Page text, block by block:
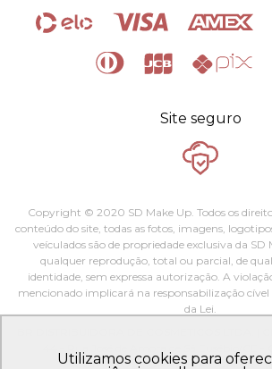
Site seguro
Copyright © 2020 SD Make Up. Todos os
conteúdo do site, todas as fotos, imagens,
veículados são de propriedade exclusiva da SD
qualquer reprodução, total ou parcial, de
identidade, sem expressa autorização. A
mencionado implicará na responsabilização
da Lei.
CONTATO@SDMAKEUP.COM.BR -
Utilizamos cookies para